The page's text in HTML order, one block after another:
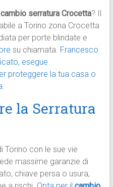
cambio serratura Crocetta? Il
a Torino zona Crocetta
per porte blindate e
su chiamata. Francesco
esegue
proteggere la tua casa o
la Serratura
Torino con le sue vie
massime garanzie di
chiave persa o usura,